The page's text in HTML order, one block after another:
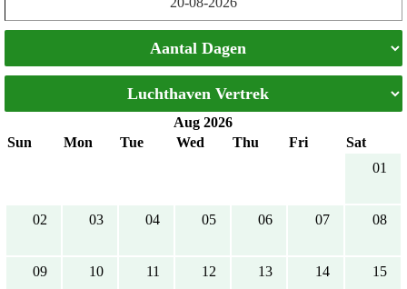
Aug 2026
Sun
Mon Tue Wed Thu Fri
Sat
01
02 03 04 05 06 07 08
09 10 11 12 13 14 15